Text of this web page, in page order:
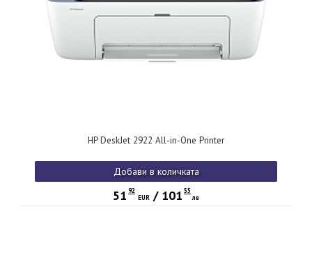
HP DeskJet 2922 All-in-One Printer
Добави в количката
51 92
EUR / 101 55
лв